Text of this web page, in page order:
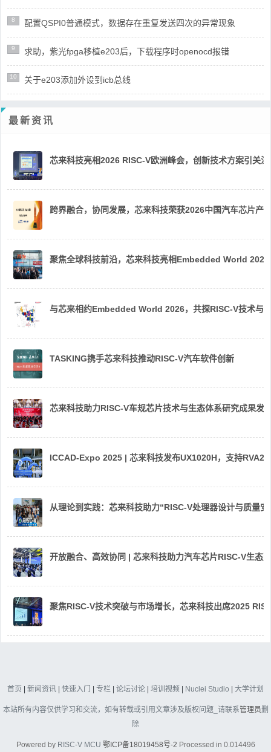
8 配置QSPI0普通模式，数据存在重复发送四次的异常现象
9 求助，紫光fpga移植e203后，下载程序时openocd报错
10 关于e203添加外设到icb总线
最新资讯
芯来科技亮相2026 RISC-V欧洲峰会，创新技术方案引关注
跨界融合，协同发展，芯来科技荣获2026中国汽车芯片产
聚焦全球科技前沿，芯来科技亮相Embedded World 2026
与芯来相约Embedded World 2026，共探RISC-V技术与
TASKING携手芯来科技推动RISC-V汽车软件创新
芯来科技助力RISC-V车规芯片技术与生态体系研究成果发
ICCAD-Expo 2025 | 芯来科技发布UX1020H，支持
从理论到实践：芯来科技助力“RISC-V处理器设计与质量
开放融合、高效协同 | 芯来科技助力汽车芯片RISC-V生态
聚焦RISC-V技术突破与市场增长，芯来科技出席2025
首页 新闻资讯 快速入门 专栏 论坛讨论 培训视频 Nuclei Studio 大学计划
本站所有内容仅供学习和交流，如有转载或引用文章涉及版权问题_请联系管理员删
除
Powered by RISC-V MCU 鄂ICP备18019458号-2 Processed in 0.014496